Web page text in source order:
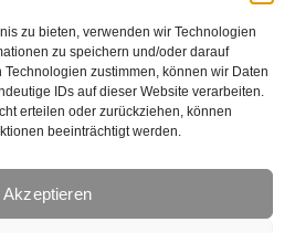
zu bieten, verwenden wir Technologien
zu speichern und/oder darauf
zustimmen, können wir Daten
IDs auf dieser Website verarbeiten.
erteilen oder zurückziehen, können
beeinträchtigt werden.
Akzeptieren
Social Media
Facebook